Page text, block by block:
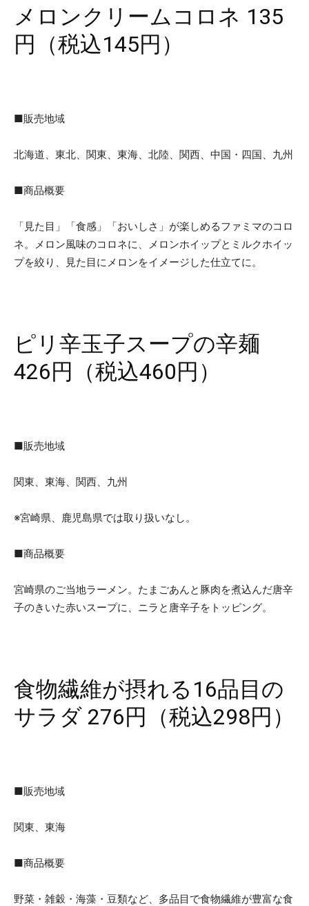
メロンクリームコロネ 135
円（税込145円）
■販売地域
北海道、東北、関東、東海、北陸、関西、中国・四国、九州
■商品概要
「見た目」「食感」「おいしさ」が楽しめるファミマのコロ
ネ。メロン風味のコロネに、メロンホイップとミルクホイッ
プを絞り、見た目にメロンをイメージした仕立てに。
ピリ辛玉子スープの辛麺
426円（税込460円）
■販売地域
関東、東海、関西、九州
※宮崎県、鹿児島県では取り扱いなし。
■商品概要
宮崎県のご当地ラーメン。たまごあんと豚肉を煮込んだ唐辛
子のきいた赤いスープに、ニラと唐辛子をトッピング。
食物繊維が摂れる16品目の
サラダ 276円（税込298円）
■販売地域
関東、東海
■商品概要
野菜・雑穀・海藻・豆類など、多品目で食物繊維が豊富な食